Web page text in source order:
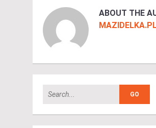
ABOUT THE